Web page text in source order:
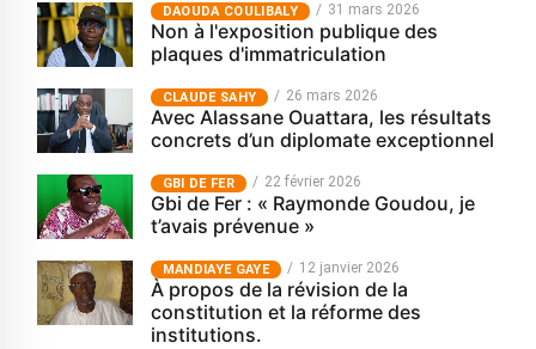
‎DAOUDA COULIBALY 31 mars 2026
Non à l'exposition publique des
plaques d'immatriculation
CLAUDE SAHY 26 mars 2026
Avec Alassane Ouattara, les résultats
concrets d’un diplomate exceptionnel
GBI DE FER 22 février 2026
Gbi de Fer : « Raymonde Goudou, je
t’avais prévenue »
MANDIAYE GAYE 12 janvier 2026
À propos de la révision de la
constitution et la réforme des
institutions.